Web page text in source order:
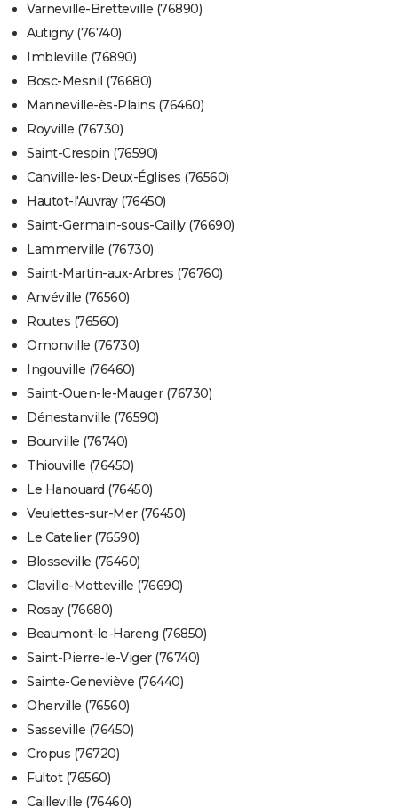
Varneville-Bretteville (76890)
Autigny (76740)
Imbleville (76890)
Bosc-Mesnil (76680)
Manneville-ès-Plains (76460)
Royville (76730)
Saint-Crespin (76590)
Canville-les-Deux-Églises (76560)
Hautot-l'Auvray (76450)
Saint-Germain-sous-Cailly (76690)
Lammerville (76730)
Saint-Martin-aux-Arbres (76760)
Anvéville (76560)
Routes (76560)
Omonville (76730)
Ingouville (76460)
Saint-Ouen-le-Mauger (76730)
Dénestanville (76590)
Bourville (76740)
Thiouville (76450)
Le Hanouard (76450)
Veulettes-sur-Mer (76450)
Le Catelier (76590)
Blosseville (76460)
Claville-Motteville (76690)
Rosay (76680)
Beaumont-le-Hareng (76850)
Saint-Pierre-le-Viger (76740)
Sainte-Geneviève (76440)
Oherville (76560)
Sasseville (76450)
Cropus (76720)
Fultot (76560)
Cailleville (76460)